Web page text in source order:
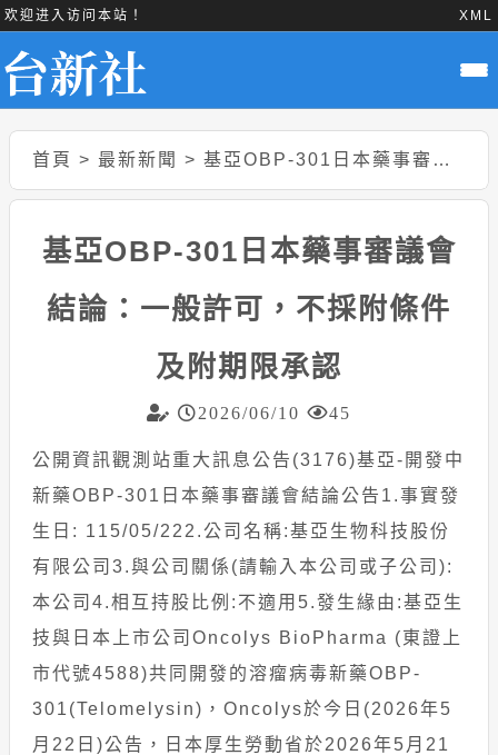
欢迎进入访问本站！ XML
首頁 > 最新新聞 > 基亞OBP-301日本藥事審議會結論：一般許可，不採附條件及附期限承認
基亞OBP-301日本藥事審議會
結論：一般許可，不採附條件
及附期限承認
2026/06/10 45
公開資訊觀測站重大訊息公告(3176)基亞-開發中
新藥OBP-301日本藥事審議會結論公告1.事實發
生日: 115/05/222.公司名稱:基亞生物科技股份
有限公司3.與公司關係(請輸入本公司或子公司):
本公司4.相互持股比例:不適用5.發生緣由:基亞生
技與日本上市公司Oncolys BioPharma (東證上
市代號4588)共同開發的溶瘤病毒新藥OBP-
301(Telomelysin)，Oncolys於今日(2026年5
月22日)公告，日本厚生勞動省於2026年5月21